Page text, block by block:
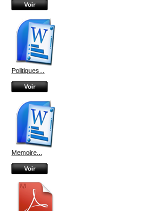
Voir
Politiques...
Voir
Memoire...
Voir